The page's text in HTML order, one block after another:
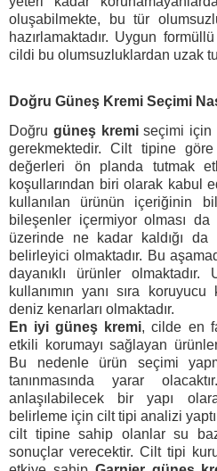
oluşabilmekte, bu tür
hazırlamaktadır. Uygun formüllü
cildi bu olumsuzluklardan uzak
Doğru Güneş Kremi Seçimi
Doğru güneş kremiseçimi için
gerekmektedir. Cilt tipine
değerleri ön planda tutmak
koşullarından biri olarak kabul
kullanılan ürünün içeriğinin
bileşenler içermiyor olması
üzerinde ne kadar kaldığı da
belirleyici olmaktadır. Bu
dayanıklı ürünler olmaktadır.
kullanımın yanı sıra
deniz kenarları olmaktadır.
En iyi güneş kremi, cilde en
etkili korumayı sağlayan
Bu nedenle ürün seçimi
tanınmasında yarar
anlaşılabilecek bir yapı
belirleme için cilt tipi analizi
cilt tipine sahip olanlar su
sonuçlar verecektir. Cilt tipi